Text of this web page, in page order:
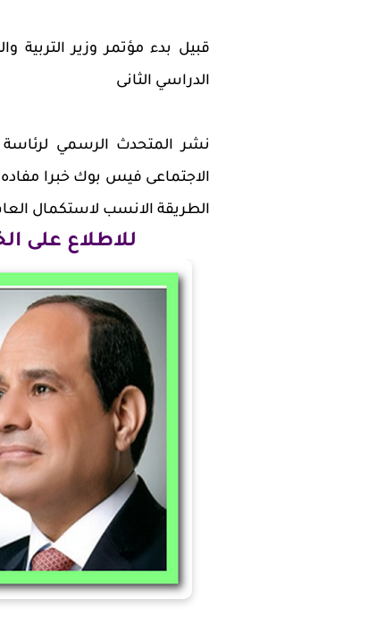
قبيل بدء مؤتمر وزير التربية
الدراسي الثانى
نشر المتحدث الرسمي
الاجتماعى فيس بوك خبرا مفاده
الطريقة الانسب لاستكمال
للاطلاع على